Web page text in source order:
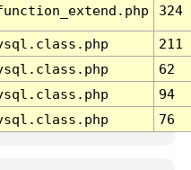
324
211
62
94
76